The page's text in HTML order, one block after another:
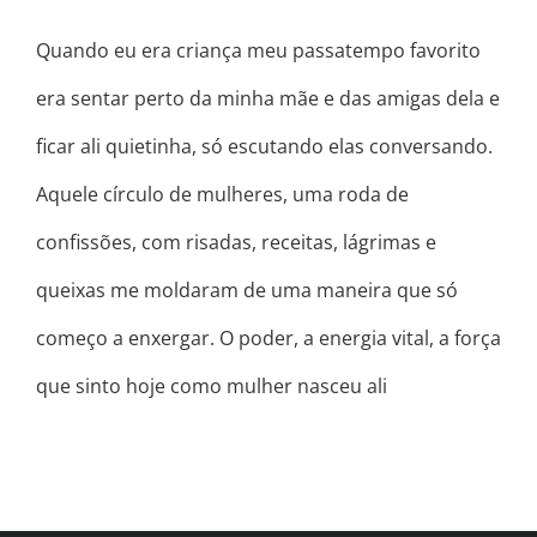
Quando eu era criança meu passatempo favorito
era sentar perto da minha mãe e das amigas dela e
ficar ali quietinha, só escutando elas conversando.
Aquele círculo de mulheres, uma roda de
confissões, com risadas, receitas, lágrimas e
queixas me moldaram de uma maneira que só
começo a enxergar. O poder, a energia vital, a força
que sinto hoje como mulher nasceu ali